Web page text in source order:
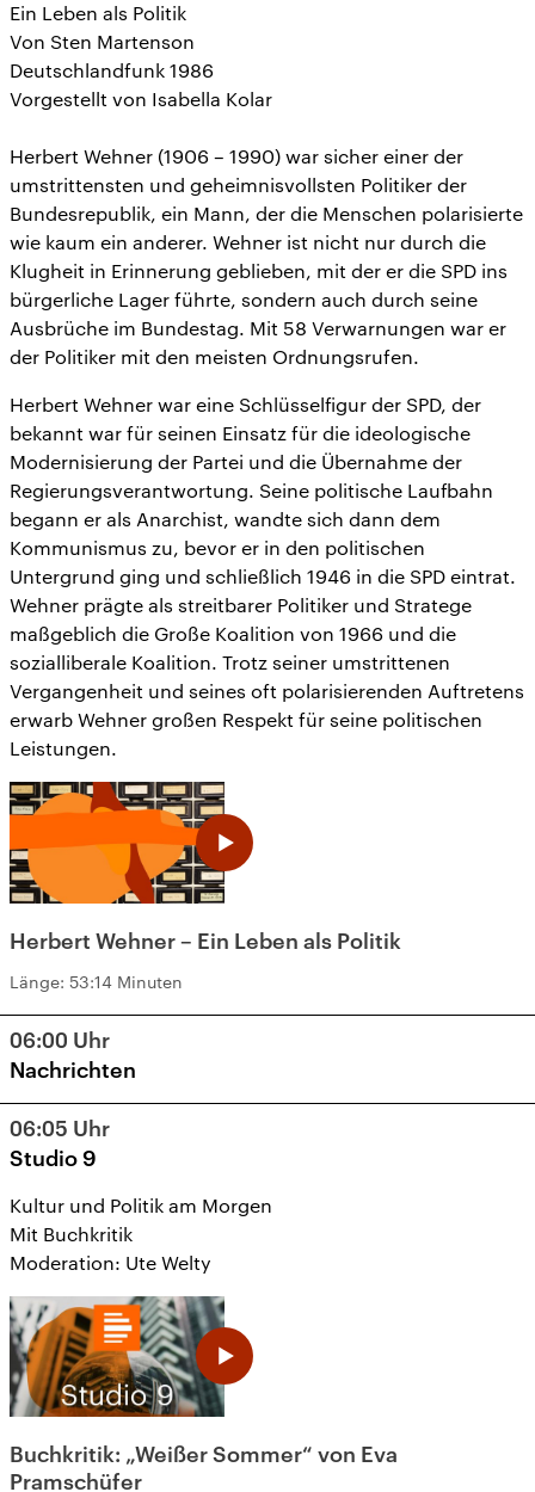
Ein Leben als Politik
Von Sten Martenson
Deutschlandfunk 1986
Vorgestellt von Isabella Kolar
Herbert Wehner (1906 – 1990) war sicher einer der
umstrittensten und geheimnisvollsten Politiker der
Bundesrepublik, ein Mann, der die Menschen polarisierte
wie kaum ein anderer. Wehner ist nicht nur durch die
Klugheit in Erinnerung geblieben, mit der er die SPD ins
bürgerliche Lager führte, sondern auch durch seine
Ausbrüche im Bundestag. Mit 58 Verwarnungen war er
der Politiker mit den meisten Ordnungsrufen.
Herbert Wehner war eine Schlüsselfigur der SPD, der
bekannt war für seinen Einsatz für die ideologische
Modernisierung der Partei und die Übernahme der
Regierungsverantwortung. Seine politische Laufbahn
begann er als Anarchist, wandte sich dann dem
Kommunismus zu, bevor er in den politischen
Untergrund ging und schließlich 1946 in die SPD eintrat.
Wehner prägte als streitbarer Politiker und Stratege
maßgeblich die Große Koalition von 1966 und die
sozialliberale Koalition. Trotz seiner umstrittenen
Vergangenheit und seines oft polarisierenden Auftretens
erwarb Wehner großen Respekt für seine politischen
Leistungen.
Herbert Wehner – Ein Leben als Politik
Länge: 53:14 Minuten
06:00 Uhr
Nachrichten
06:05 Uhr
Studio 9
Kultur und Politik am Morgen
Mit Buchkritik
Moderation: Ute Welty
Buchkritik: „Weißer Sommer“ von Eva
Pramschüfer